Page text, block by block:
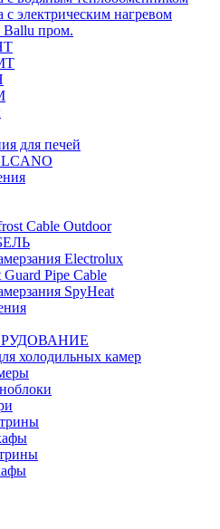
с электрическим нагревом
Ballu пром.
для печей
Cable Outdoor
Electrolux
Pipe Cable
SpyHeat
холодильных камер